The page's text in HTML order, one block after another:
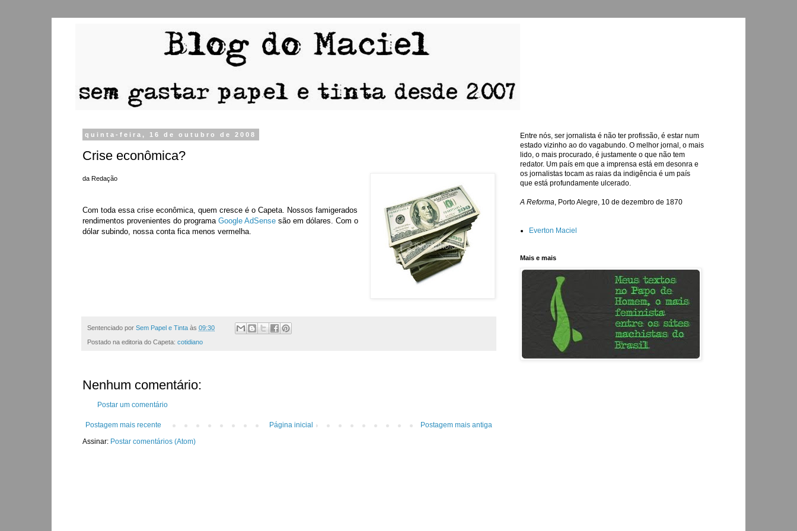
quinta-feira, 16 de outubro de 2008
Crise econômica?
da Redação
Com toda essa crise econômica, quem cresce é o Capeta. Nossos famigerados
rendimentos provenientes do programa Google AdSense são em dólares. Com o
dólar subindo, nossa conta fica menos vermelha.
Sentenciado por Sem Papel e Tinta às 09:30
Postado na editoria do Capeta: cotidiano
Nenhum comentário:
Postar um comentário
Postagem mais recente Postagem mais antiga
Página inicial
Assinar: Postar comentários (Atom)
Entre nós, ser jornalista é não ter profissão, é estar num
estado vizinho ao do vagabundo. O melhor jornal, o mais
lido, o mais procurado, é justamente o que não tem
redator. Um país em que a imprensa está em desonra e
os jornalistas tocam as raias da indigência é um país
que está profundamente ulcerado.
A Reforma, Porto Alegre, 10 de dezembro de 1870
Everton Maciel
Mais e mais